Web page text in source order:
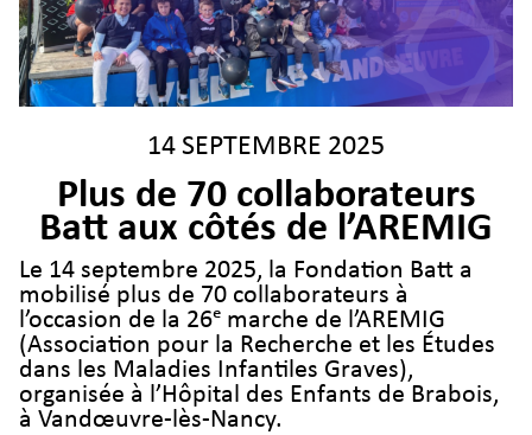
14 SEPTEMBRE 2025
Plus de 70 collaborateurs
Batt aux côtés de l’AREMIG
Le 14 septembre 2025, la Fondation Batt a
mobilisé plus de 70 collaborateurs à
l’occasion de la 26ᵉ marche de l’AREMIG
(Association pour la Recherche et les Études
dans les Maladies Infantiles Graves),
organisée à l’Hôpital des Enfants de Brabois,
à Vandœuvre-lès-Nancy.